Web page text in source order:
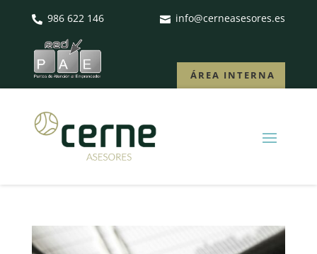
 986 622 146  info@cerneasesores.es
ÁREA INTERNA